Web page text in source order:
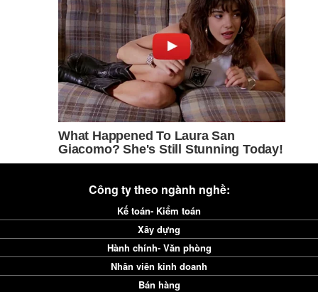
Công ty theo ngành nghề:
Kế toán- Kiểm toán
Xây dựng
Hành chính- Văn phòng
Nhân viên kinh doanh
Bán hàng